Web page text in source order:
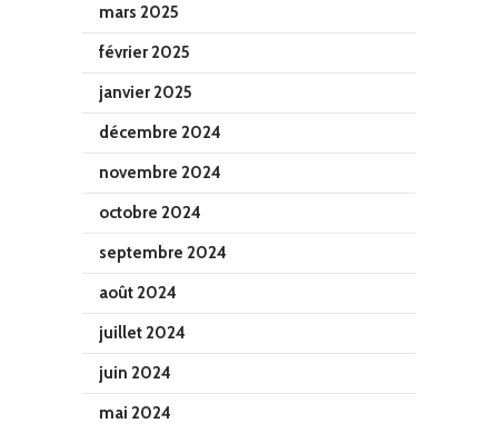
mars 2025
février 2025
janvier 2025
décembre 2024
novembre 2024
octobre 2024
septembre 2024
août 2024
juillet 2024
juin 2024
mai 2024